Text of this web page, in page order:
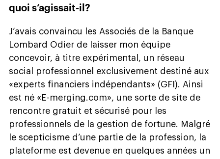
quoi s’agissait-il?
J’avais convaincu les Associés de la Banque
Lombard Odier de laisser mon équipe
concevoir, à titre expérimental, un réseau
social professionnel exclusivement destiné aux
«experts financiers indépendants» (GFI). Ainsi
est né «E-merging.com», une sorte de site de
rencontre gratuit et sécurisé pour les
professionnels de la gestion de fortune. Malgré
le scepticisme d’une partie de la profession, la
plateforme est devenue en quelques années un